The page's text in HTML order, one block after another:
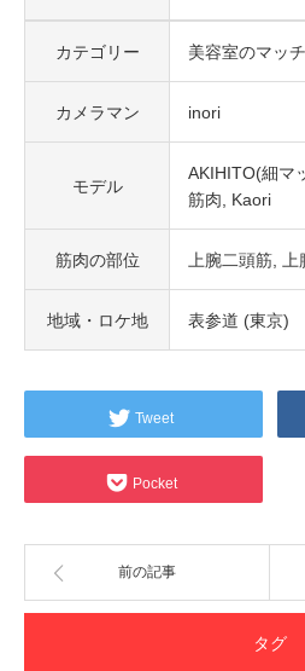
カテゴリー 美容室のマッ
カメラマン inori
モデル
AKIHITO(細マ
筋肉
Kaori
筋肉の部位 上腕二頭筋
地域・ロケ地 表参道 (東京)
Tweet
Pocket
前の記事
タグ